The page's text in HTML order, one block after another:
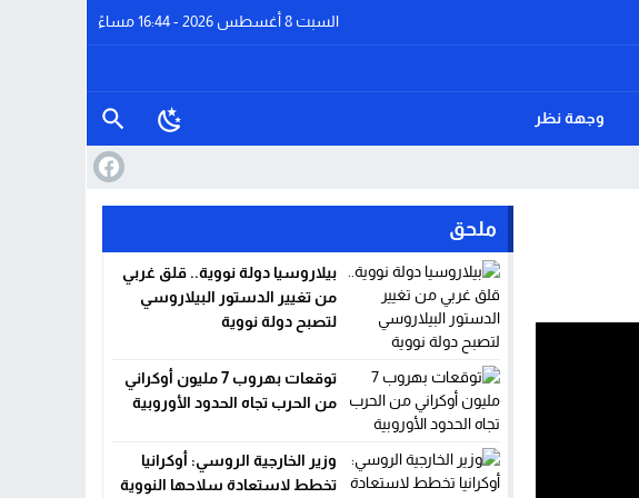
السبت 8 أغسطس 2026 - 16:44 مساءً
وجهة نظر
ملحق
بيلاروسيا دولة نووية.. قلق غربي
من تغيير الدستور البيلاروسي
لتصبح دولة نووية
توقعات بهروب 7 مليون أوكراني
من الحرب تجاه الحدود الأوروبية
وزير الخارجية الروسي: أوكرانيا
تخطط لاستعادة سلاحها النووية